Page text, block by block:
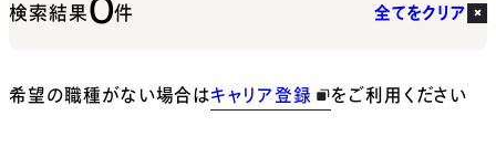
検索結果 件 全てをクリア
希望の職種がない場合はキャリア登録 をご利用ください